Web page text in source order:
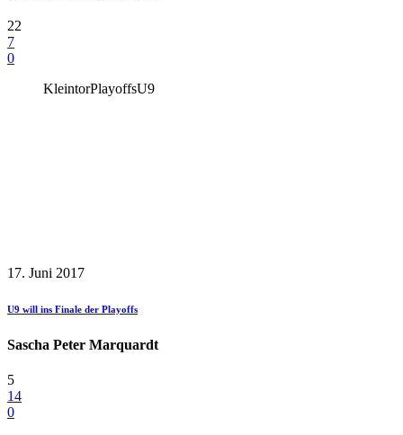
22
7
0
KleintorPlayoffsU9
17. Juni 2017
U9 will ins Finale der Playoffs
Sascha Peter Marquardt
5
14
0